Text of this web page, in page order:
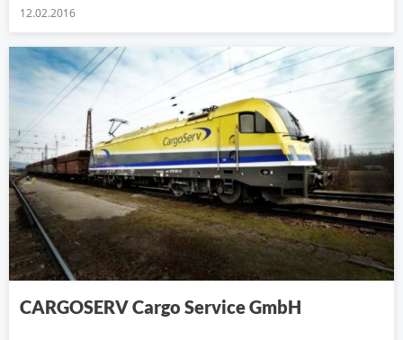
12.02.2016
CARGOSERV Cargo Service GmbH